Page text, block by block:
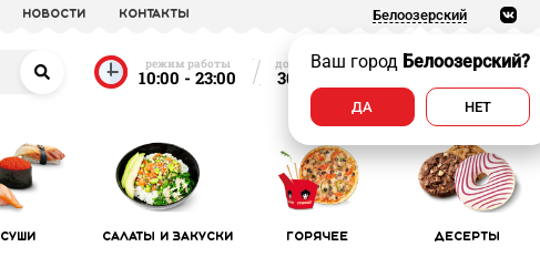
новости Контакты Белоозерский
Ваш город Белоозерский?
ДА НЕТ
режим работы
10:00 - 23:00
доставка от
30 мин. 8 (906) 022-55-22
Суши Салаты и закуски Горячее Десерты